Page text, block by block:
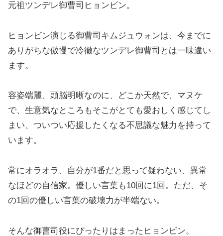
元祖ツンデレ御曹司ヒョンビン。
ヒョンビン演じる御曹司キムジュウォンは、今までに
ありがちな傲慢で冷徹なツンデレ御曹司とは一味違い
ます。
容姿端麗、頭脳明晰なのに、どこか天然で、マヌケ
で、生意気なところもそこがとても愛おしく感じてし
まい、ついつい応援したくなる不思議な魅力を持って
います。
常にオラオラ、自分が1番だと思って疑わない、異常
なほどの自信家。優しい言葉も10回に1回。ただ、そ
の1回の優しい言葉の破壊力が半端ない。
そんな御曹司役にぴったりはまったヒョンビン。